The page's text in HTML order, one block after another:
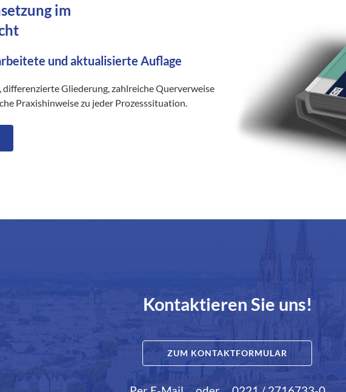
im
und aktualisierte Auflage
Gliederung, zahlreiche Querverweise
Praxishinweise zu jeder Prozesssituation.
Kontaktieren Sie uns!
ZUM KONTAKTFORMULAR